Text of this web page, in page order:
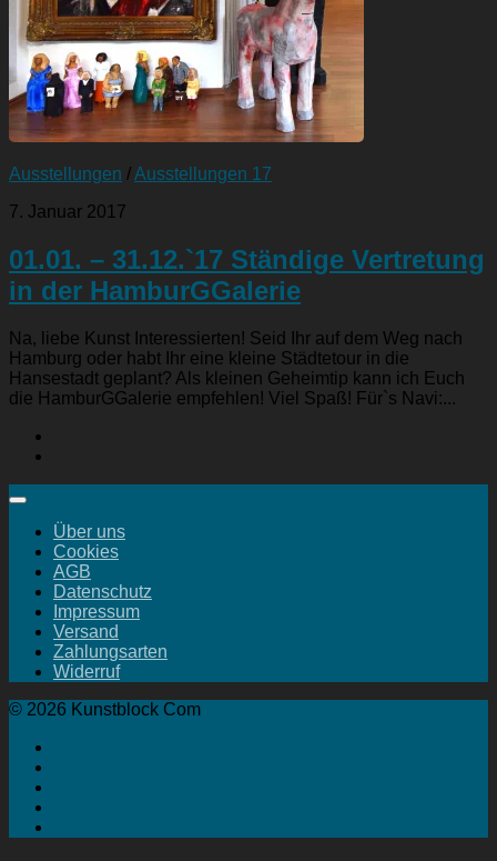
Ausstellungen /Ausstellungen 17
7. Januar 2017
01.01. – 31.12.`17 Ständige Vertretung
in der HamburGGalerie
Na, liebe Kunst Interessierten! Seid Ihr auf dem Weg nach
Hamburg oder habt Ihr eine kleine Städtetour in die
Hansestadt geplant? Als kleinen Geheimtip kann ich Euch
die HamburGGalerie empfehlen! Viel Spaß! Für`s Navi:...
Über uns
Cookies
AGB
Datenschutz
Impressum
Versand
Zahlungsarten
Widerruf
© 2026 Kunstblock Com